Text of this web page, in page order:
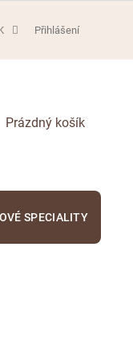
Přihlášení
NÁKUPNÍ
SPECIALITY